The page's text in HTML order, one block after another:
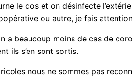
le dos et on désinfecte
ou autre, je fais
a beaucoup moins de cas de
ils s’en sont sortis.
nous ne sommes pas